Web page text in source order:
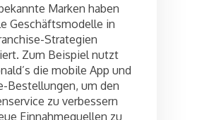
Marken haben
Geschäftsmodelle in
Strategien
Zum Beispiel nutzt
die mobile App und
Bestellungen, um den
zu verbessern
Einnahmequellen zu